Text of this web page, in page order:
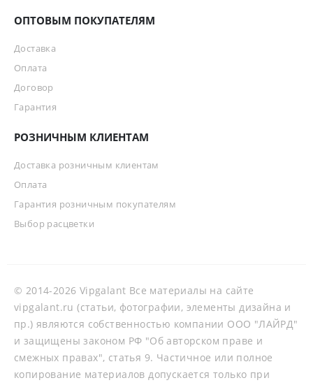
ОПТОВЫМ ПОКУПАТЕЛЯМ
Доставка
Оплата
Договор
Гарантия
РОЗНИЧНЫМ КЛИЕНТАМ
Доставка розничным клиентам
Оплата
Гарантия розничным покупателям
Выбор расцветки
© 2014-2026 Vipgalant Все материалы на сайте
vipgalant.ru (статьи, фотографии, элементы дизайна и
пр.) являются собственностью компании ООО "ЛАЙРД"
и защищены законом РФ "Об авторском праве и
смежных правах", статья 9. Частичное или полное
копирование материалов допускается только при